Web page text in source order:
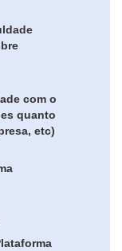
com o
quanto
etc)